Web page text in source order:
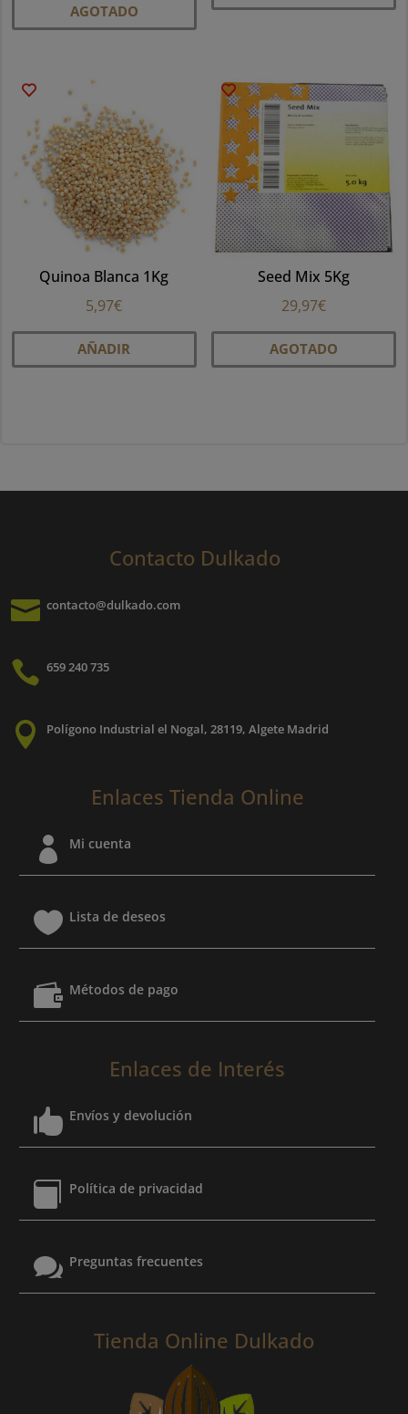
AGOTADO
Quinoa Blanca 1Kg
5,97€
AÑADIR
Seed Mix 5Kg
29,97€
AGOTADO
Contacto Dulkado
 contacto@dulkado.com
 659 240 735
 Polígono Industrial el Nogal, 28119, Algete Madrid
Enlaces Tienda Online
 Mi cuenta
 Lista de deseos
 Métodos de pago
Enlaces de Interés
 Envíos y devolución
 Política de privacidad
 Preguntas frecuentes
Tienda Online Dulkado